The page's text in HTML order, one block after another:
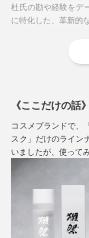
タつくこともなく、
い心地は、なかなか
ブースター（導入美
クなどのスペシャル
成分の浸透を高める
杜氏の勘や経験をデ
に特化した、革新的
近年の世界的和食ブ
《ここだけの話
コスメブランドで、
スク」だけのライン
いましたが、使って